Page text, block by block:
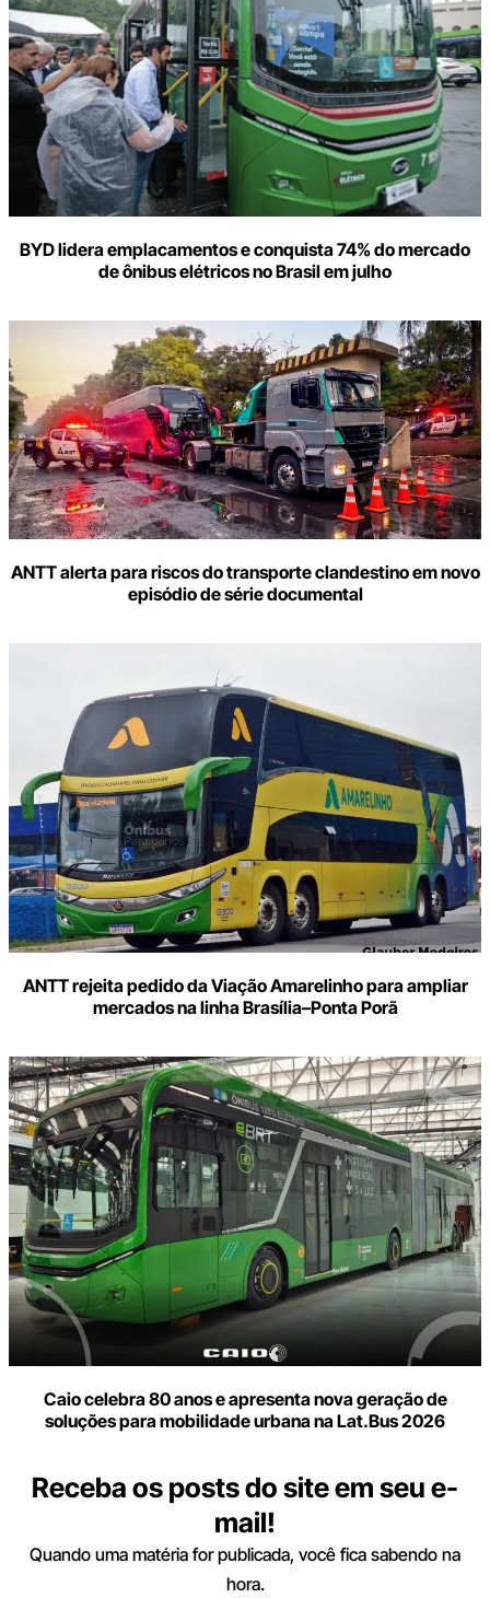
BYD lidera emplacamentos e conquista 74% do mercado
de ônibus elétricos no Brasil em julho
ANTT alerta para riscos do transporte clandestino em novo
episódio de série documental
ANTT rejeita pedido da Viação Amarelinho para ampliar
mercados na linha Brasília–Ponta Porã
Caio celebra 80 anos e apresenta nova geração de
soluções para mobilidade urbana na Lat.Bus 2026
Receba os posts do site em seu e-
mail!
Quando uma matéria for publicada, você fica sabendo na
hora.